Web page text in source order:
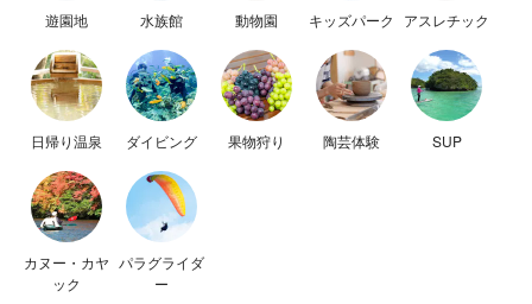
遊園地 水族館 動物園 キッズパーク アスレチック
日帰り温泉 ダイビング 果物狩り 陶芸体験 SUP
カヌー・カヤ
ック
パラグライダ
ー